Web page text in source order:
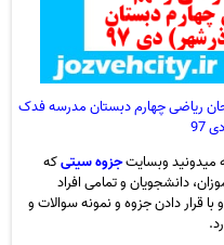
ریاضی چهارم دبستان مدرسه فدک
97
میدونید وبسایتجزوه سیتیکه
دانشجویان و تمامی افراد
قرار دادن جزوه و نمونه سوالات و